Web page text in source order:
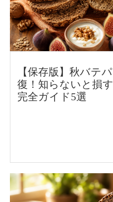
【保存版】秋バテ
復！知らないと損
完全ガイド5選